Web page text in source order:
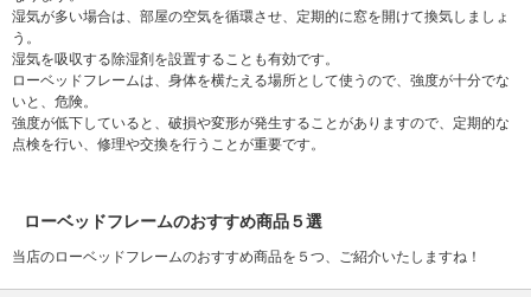
湿気が多い場合は、部屋の空気を循環させ、定期的に窓を開けて換気しましょ
う。
湿気を吸収する除湿剤を設置することも有効です。
ローベッドフレームは、身体を横たえる場所として使うので、強度が十分でな
いと、危険。
強度が低下していると、破損や変形が発生することがありますので、定期的な
点検を行い、修理や交換を行うことが重要です。
ローベッドフレームのおすすめ商品５選
当店のローベッドフレームのおすすめ商品を５つ、ご紹介いたしますね！